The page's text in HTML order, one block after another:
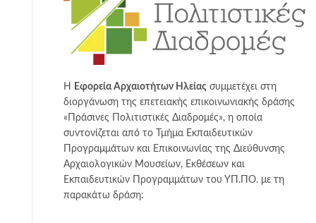
Η Εφορεία Αρχαιοτήτων Ηλείας συμμετέχει στη
διοργάνωση της επετειακής επικοινωνιακής δράσης
«Πράσινες Πολιτιστικές Διαδρομές», η οποία
συντονίζεται από το Τμήμα Εκπαιδευτικών
Προγραμμάτων και Επικοινωνίας της Διεύθυνσης
Αρχαιολογικών Μουσείων, Εκθέσεων και
Εκπαιδευτικών Προγραμμάτων του ΥΠ.ΠΟ. με τη
παρακάτω δράση: